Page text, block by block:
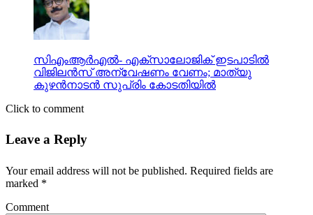
സിഎംആർഎൽ- എക്സാലോജിക് ഇടപാടിൽ
വിജിലന്‍സ് അന്വേഷണം വേണം; മാത്യു
കുഴന്‍നാടന്‍ സുപ്രിം കോടതിയില്‍
Click to comment
Leave a Reply
Your email address will not be published. Required fields are
marked *
Comment